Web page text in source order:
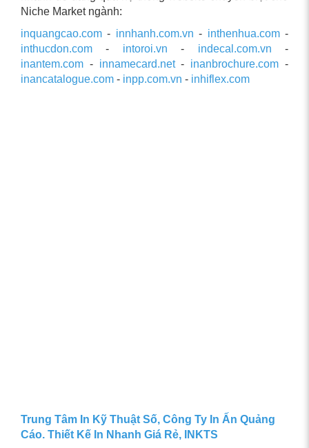
Niche Market ngành:
inquangcao.com - innhanh.com.vn - inthenhua.com-
inthucdon.com - intoroi.vn - indecal.com.vn -
inantem.com - innamecard.net- inanbrochure.com -
inancatalogue.com - inpp.com.vn - inhiflex.com
Trung Tâm In Kỹ Thuật Số, Công Ty In Ấn Quảng
Cáo. Thiết Kế In Nhanh Giá Rẻ, INKTS